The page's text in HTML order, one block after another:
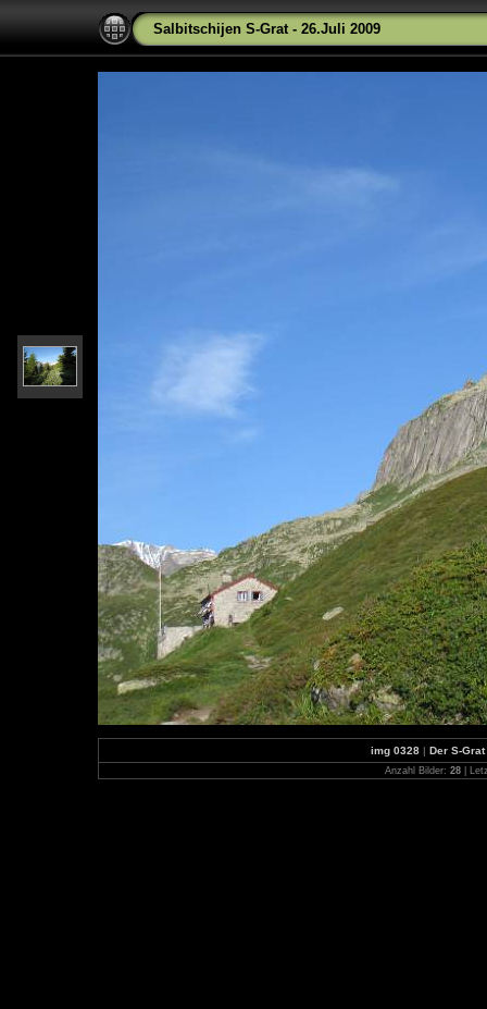
Salbitschijen S-Grat - 26.Juli 2009
img 0328 | Der S-
Anzahl Bilder: 28 |